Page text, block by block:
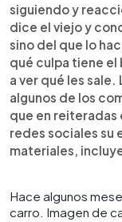
siguiendo y
dice el viejo y
sino del que lo
qué culpa tiene el
a ver qué les sale.
algunos de los
que en reiteradas
redes sociales su
materiales,
Hace algunos
carro. Imagen de